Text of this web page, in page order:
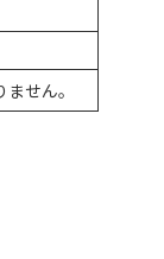
せん。